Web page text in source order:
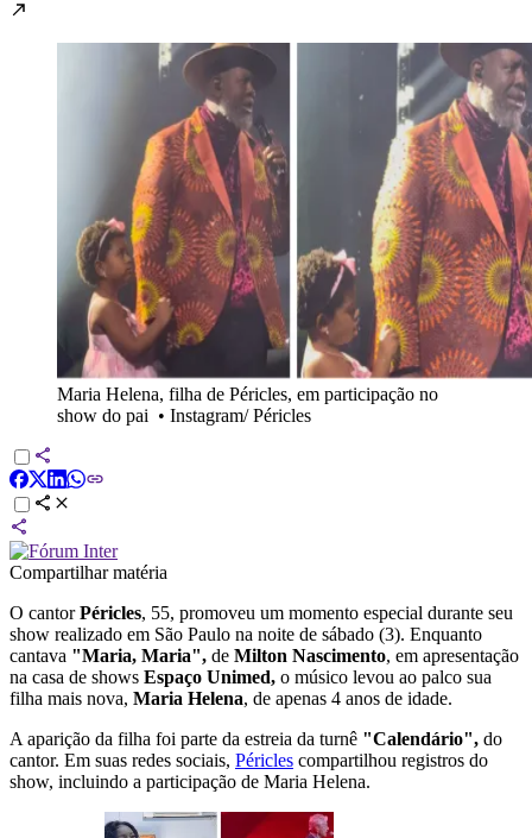
Maria Helena, filha de Péricles, em participação no
show do pai • Instagram/ Péricles
Compartilhar matéria
O cantorPéricles, 55, promoveu um momento especial durante seu
show realizado em São Paulo na noite de sábado (3). Enquanto
cantava "Maria, Maria", de Milton Nascimento, em apresentação
na casa de shows Espaço Unimed, o músico levou ao palco sua
filha mais nova, Maria Helena, de apenas 4 anos de idade.
A aparição da filha foi parte da estreia da turnê "Calendário", do
cantor. Em suas redes sociais, Péricles compartilhou registros do
show, incluindo a participação de Maria Helena.